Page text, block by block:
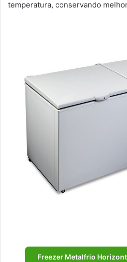
temperatura, conservando
Freezer Metalfrio